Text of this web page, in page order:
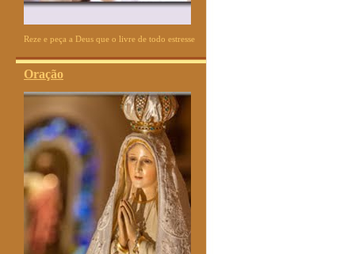
Reze e peça a Deus que o livre de todo estresse
Oração